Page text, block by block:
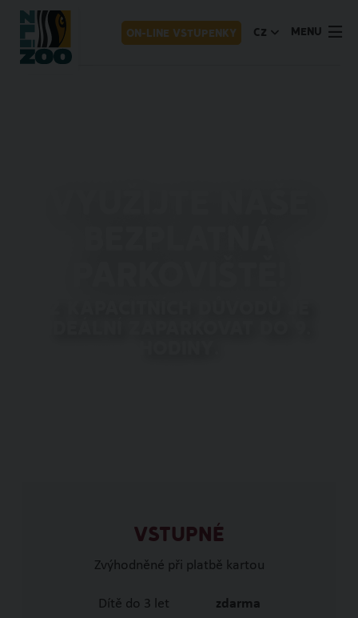
ON-LINE VSTUPENKY CZ MENU
VSTUPNÉ
Zvýhodněné při platbě kartou
Dítě do 3 let
zdarma